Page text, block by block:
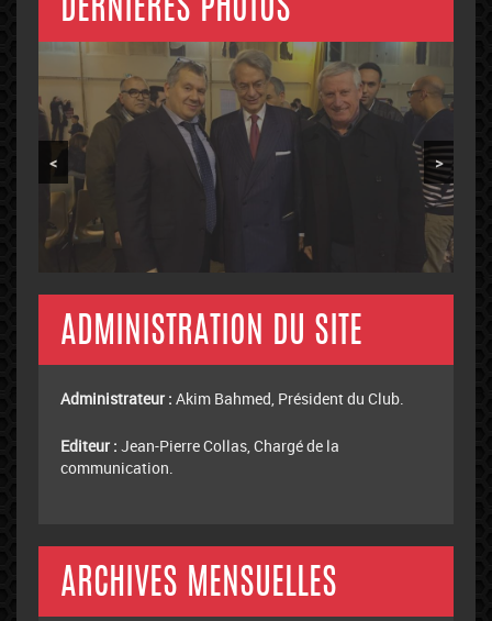
DERNIÈRES PHOTOS
< >
ADMINISTRATION DU SITE
Administrateur : Akim Bahmed, Président du Club.
Editeur : Jean-Pierre Collas, Chargé de la
communication.
ARCHIVES MENSUELLES